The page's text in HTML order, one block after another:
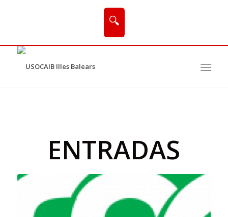
🔍
ENTRADAS